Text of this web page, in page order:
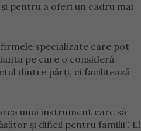
pentru a oferi un cadru mai
specializate care pot
pe care o consideră
dintre părți, ci facilitează
unui instrument care să
și dificil pentru familii”. El